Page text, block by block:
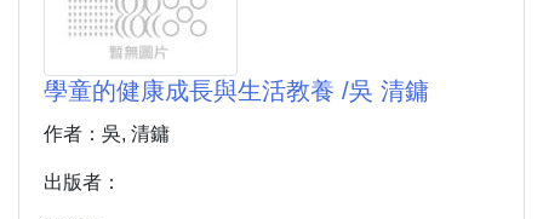
學童的健康成長與生活教養 /吳 清鏞
作者：吳, 清鏞
出版者：